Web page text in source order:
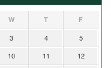
W T F
3 4
5
10 11
12